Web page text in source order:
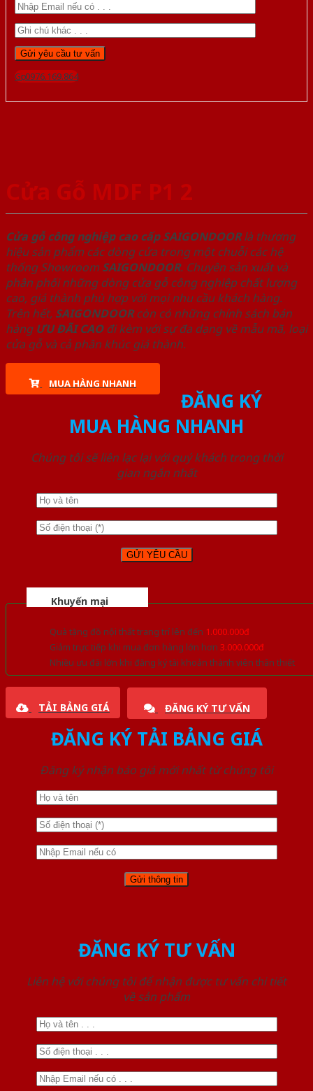
Gọi 0976.169.864
Cửa Gỗ MDF P1 2
Cửa gỗ công nghiệp cao cấp SAIGONDOORlà thương
hiệu sản phẩm các dòng cửa trong một chuỗi các hệ
thống Showroom SAIGONDOOR. Chuyên sản xuất và
phân phối những dòng cửa gỗ công nghiệp chất lượng
cao, giá thành phù hợp với mọi nhu cầu khách hàng.
Trên hết, SAIGONDOORcòn có những chính sách bán
hàng ƯU ĐÃI CAOđi kèm với sự đa dạng về mẫu mã, loại
cửa gỗ và cả phân khúc giá thành.
MUA HÀNG NHANH
ĐĂNG KÝ
MUA HÀNG NHANH
Chúng tôi sẽ liên lạc lại với quý khách trong thời
gian ngắn nhất
Khuyến mại
Quà tặng đồ nội thất trang trí lên đến 1.000.000đ
Giảm trực tiếp khi mua đơn hàng lớn hơn 3.000.000đ
Nhiều ưu đãi lớn khi đăng ký tài khoản thành viên thân thiết
TẢI BẢNG GIÁ ĐĂNG KÝ TƯ VẤN
ĐĂNG KÝ TẢI BẢNG GIÁ
Đăng ký nhận báo giá mới nhất từ chúng tôi
ĐĂNG KÝ TƯ VẤN
Liên hệ với chúng tôi để nhận được tư vấn chi tiết
về sản phẩm